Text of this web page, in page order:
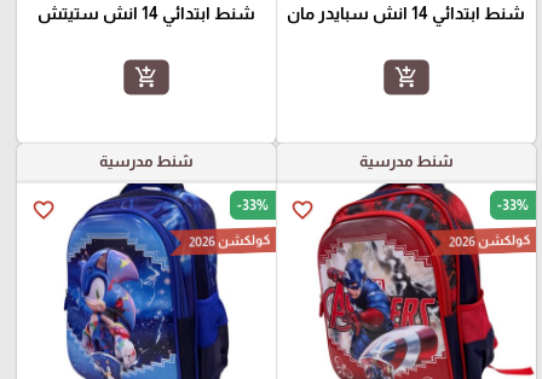
شنط ابتدائي 14 انش سبايدر مان
add_shopping_cart
شنط ابتدائي 14 انش ستيتش
add_shopping_cart
شنط مدرسية
favorite_border -33%
كولكشن 2026
شنط مدرسية
favorite_border -33%
كولكشن 2026